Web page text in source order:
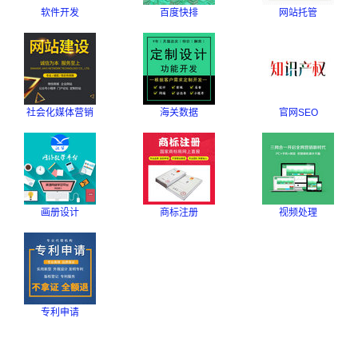
软件开发 百度快排 网站托管
社会化媒体营销 海关数据 官网SEO
画册设计 商标注册 视频处理
专利申请